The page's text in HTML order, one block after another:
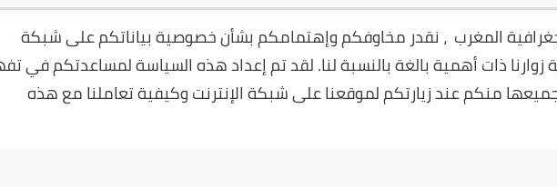
المغرب ، نقدر مخاوفكم وإهتمامكم بشأن خصوصية بياناتكم على شبكة
زوارنا ذات أهمية بالغة بالنسبة لنا. لقد تم إعداد هذه السياسة لمساعدتكم في
منكم عند زيارتكم لموقعنا على شبكة الإنترنت وكيفية تعاملنا مع هذه